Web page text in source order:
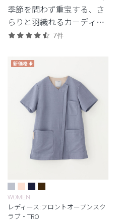
季節を問わず重宝する、さ
らりと羽織れるカーディガ
ン。
7件
WOMEN
レディース:フロントオープンスク
ラブ・TRO